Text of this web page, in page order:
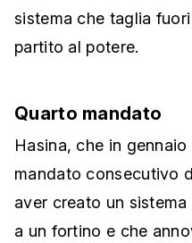
sistema che taglia
partito al potere.
Quarto mandato
Hasina, che in
mandato consecutivo
aver creato un
a un fortino e che